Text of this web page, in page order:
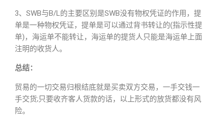
3、SWB与B/L的主要区别是SWB没有物权凭证的作用，提
单是一种物权凭证，提单是可以通过背书转让的(指示性提
单)，海运单不能转让，海运单的提货人只能是海运单上面
注明的收货人。
总结：
贸易的一切交易归根结底就是买卖双方交易，一手交钱一
手交货;只要收齐客人货款的话，以上形式的放货都没有风
险。